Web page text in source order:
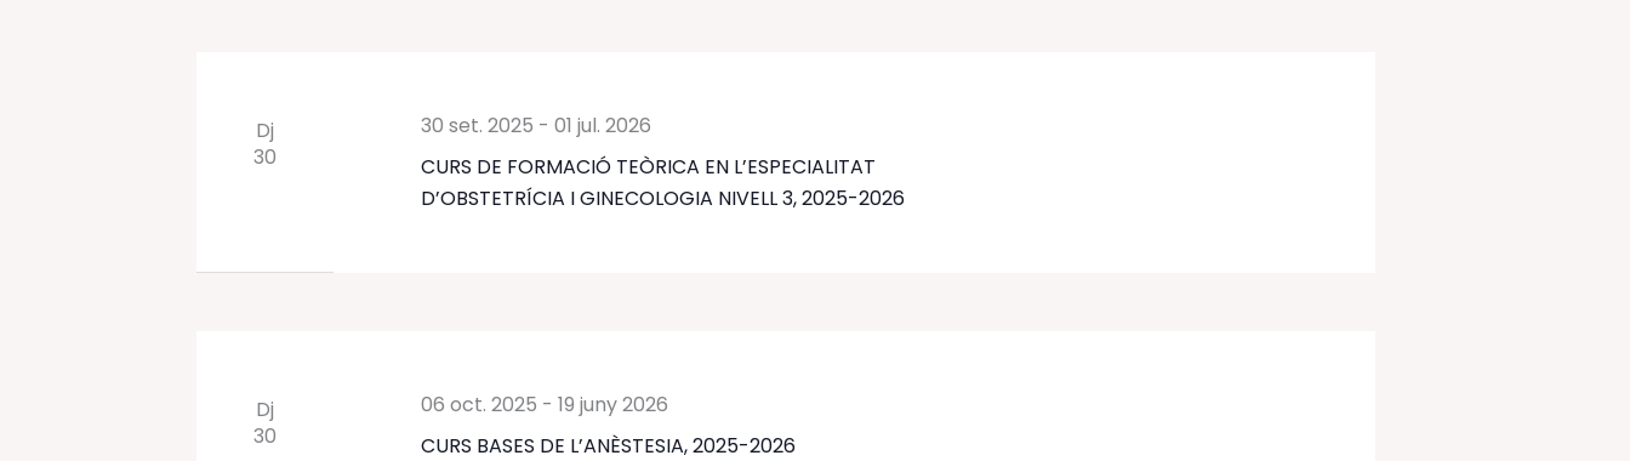
Dj
30
CURS DE FORMACIÓ TEÒRICA EN L’ESPECIALITAT
D’OBSTETRÍCIA I GINECOLOGIA NIVELL 3, 2025-2026
30 set. 2025 -01 jul. 2026
Dj
30
CURS BASES DE L’ANÈSTESIA, 2025-2026
06 oct. 2025 -19 juny 2026